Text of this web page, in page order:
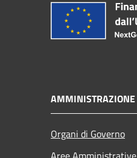
AMMINISTRAZIONE
Organi di Governo